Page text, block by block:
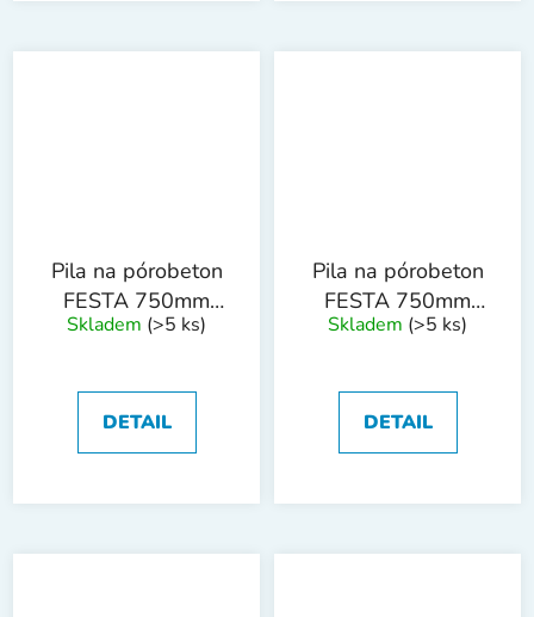
Pila na pórobeton
FESTA 750mm
34T/17SK
Skladem (>5 ks)
DETAIL
Pila na pórobeton
FESTA 750mm
34T/34SK
Skladem (>5 ks)
DETAIL